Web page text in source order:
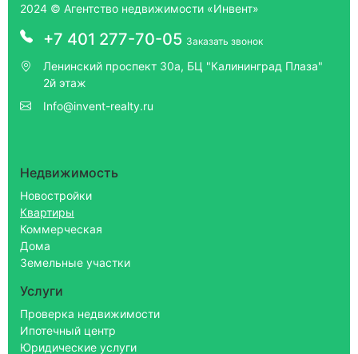
2024 © Агентство недвижимости «Инвент»
+7 401 277-70-05 Заказать звонок
Ленинский проспект 30а, БЦ "Калининград Плаза"
2й этаж
Info@invent-realty.ru
Недвижимость
Новостройки
Квартиры
Коммерческая
Дома
Земельные участки
Услуги
Проверка недвижимости
Ипотечный центр
Юридические услуги